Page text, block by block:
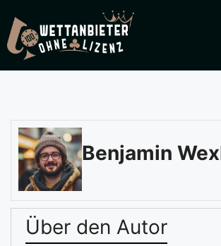
Inhalt
springen
Benjamin
Über den Autor